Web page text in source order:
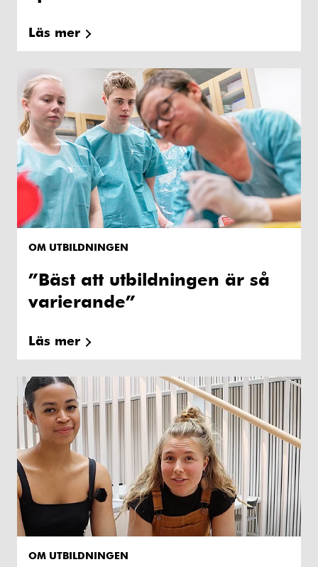
Läs mer
OM UTBILDNINGEN
”Bäst att utbildningen är så
varierande”
Läs mer
OM UTBILDNINGEN